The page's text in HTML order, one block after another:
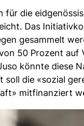
für die
Das
gesammelt
50 Prozent auf
könnte diese
die «sozial
mitfinanziert